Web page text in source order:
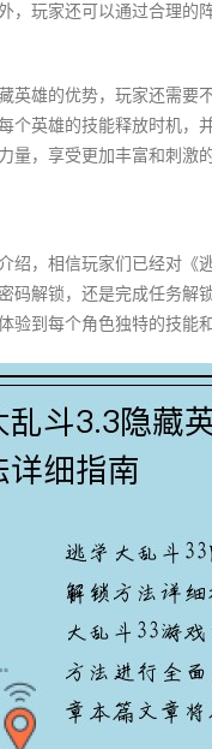
，玩家还可以通过合理的
英雄的优势，玩家还需要
个英雄的技能释放时机，
量，享受更加丰富和刺激
绍，相信玩家们已经对《
码解锁，还是完成任务解
验到每个角色独特的技能